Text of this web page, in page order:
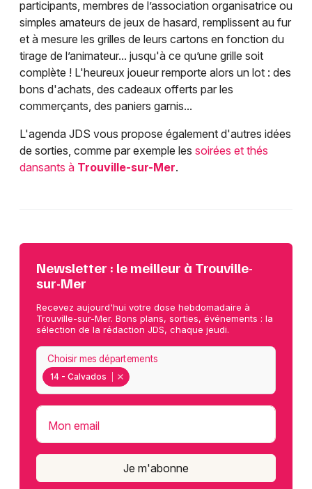
participants, membres de l’association organisatrice ou
simples amateurs de jeux de hasard, remplissent au fur
et à mesure les grilles de leurs cartons en fonction du
tirage de l’animateur... jusqu'à ce qu’une grille soit
complète ! L'heureux joueur remporte alors un lot : des
bons d'achats, des cadeaux offerts par les
commerçants, des paniers garnis...
L'agenda JDS vous propose également d'autres idées
de sorties, comme par exemple les soirées et thés
dansants à Trouville-sur-Mer.
Newsletter : le meilleur à Trouville-
sur-Mer
Recevez aujourd'hui votre dose hebdomadaire à
Trouville-sur-Mer. Bons plans, sorties, événements : la
sélection de la rédaction JDS, chaque jeudi.
14 - Calvados
Choisir mes départements
Mon email
Je m'abonne